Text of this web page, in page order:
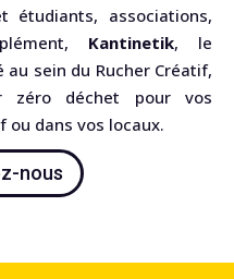
étudiants, associations,
Kantinetik, le
sein du Rucher Créatif,
zéro déchet pour vos
ou dans vos locaux.
nous